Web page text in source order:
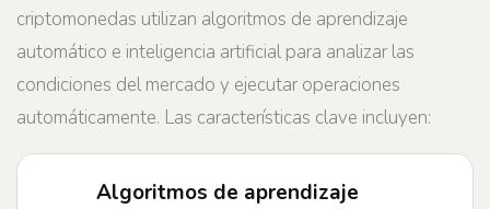
criptomonedas utilizan algoritmos de aprendizaje
automático e inteligencia artificial para analizar las
condiciones del mercado y ejecutar operaciones
automáticamente. Las características clave incluyen:
Algoritmos de aprendizaje